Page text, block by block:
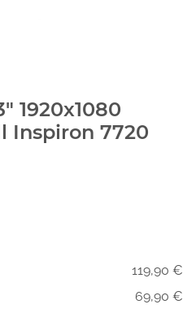
1920x1080
Inspiron 7720
119,90 €
69,90 €